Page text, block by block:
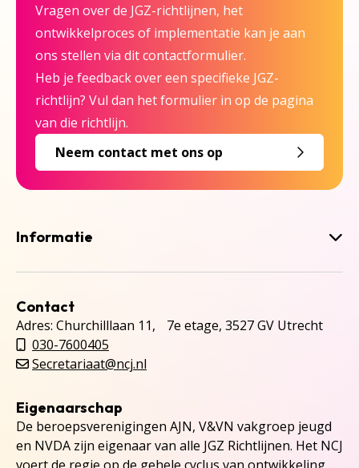
Vragen over de JGZ-richtlijnen, het
ontwikkelproces of implementatie kan je aan
ons stellen via dit contactformulier.
Heb je feedback over een specifieke JGZ-
richtlijn? Vul dan het formulier in op de pagina
van die richtlijn.
Neem contact met ons op
Informatie
Contact
Adres: Churchilllaan 11, 7e etage, 3527 GV Utrecht
030-7600405
Secretariaat@ncj.nl
Eigenaarschap
De beroepsverenigingen AJN, V&VN vakgroep jeugd
en NVDA zijn eigenaar van alle JGZ Richtlijnen. Het NCJ